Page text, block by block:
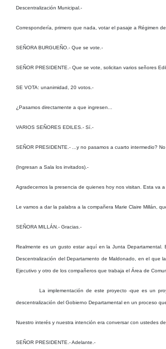
Descentralización Municipal.-
Correspondería, primero que nada, votar el pasaje a Régimen
SEÑORA BURGUEÑO.- Que se vote.-
SEÑOR PRESIDENTE.- Que se vote, solicitan varios señores
SE VOTA: unanimidad, 20 votos.-
¿Pasamos directamente a que ingresen...
VARIOS SEÑORES EDILES.- Sí.-
SEÑOR PRESIDENTE.- ...y no pasamos a cuarto intermedio?
(Ingresan a Sala los invitados).-
Agradecemos la presencia de quienes hoy nos visitan. Esta va
Le vamos a dar la palabra a la compañera Marie Claire Millán,
SEÑORA MILLÁN.- Gracias.-
Realmente es un gusto estar aquí en la Junta
Descentralización del Departamento de Maldonado, en el que
Ejecutivo y otro de los compañeros que trabaja el Área de
La implementación de este proyecto -que es un
descentralización del Gobierno Departamental en un proceso
Nuestro interés y nuestra intención era conversar con ustedes
SEÑOR PRESIDENTE.- Adelante.-